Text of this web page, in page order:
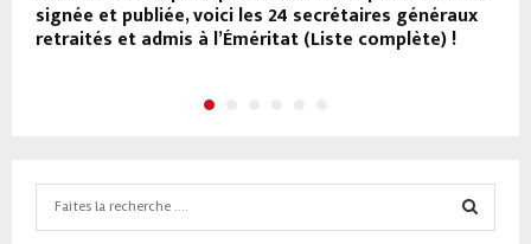
signée et publiée, voici les 24 secrétaires généraux
retraités et admis à l’Éméritat (Liste complète) !